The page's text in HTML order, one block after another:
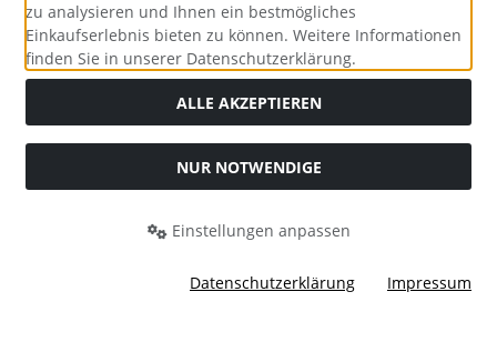
Alle Preise inkl. gesetzl. MwSt. zzgl.Versandkosten
durchgestrichenen Preise entsprechen dem bisherigen Preis
Merrys Bastelstübchen - Der kreative Shop für Bastelfans. ©
zu analysieren und Ihnen ein bestmögliches
Einkaufserlebnis bieten zu können. Weitere Informationen
finden Sie in unserer Datenschutzerklärung.
ALLE AKZEPTIEREN
NUR NOTWENDIGE
Einstellungen anpassen
Datenschutzerklärung Impressum